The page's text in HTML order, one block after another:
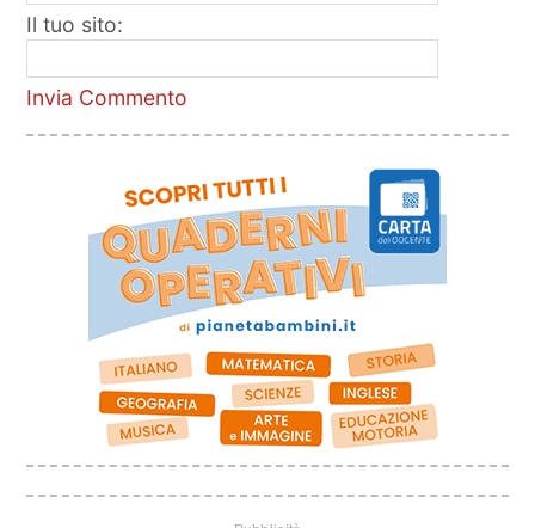
Il tuo sito:
Invia Commento